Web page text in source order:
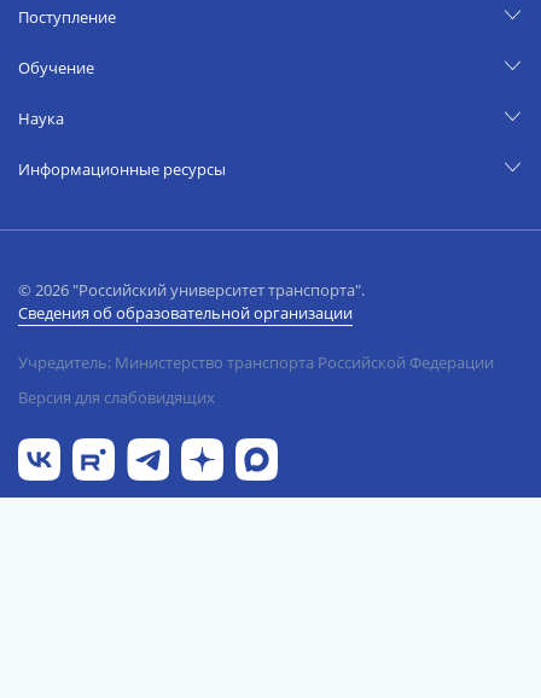
Поступление
Обучение
Наука
Информационные ресурсы
© 2026 "Российский университет транспорта".
Сведения об образовательной организации
Учредитель: Министерство транспорта Российской Федерации
Версия для слабовидящих